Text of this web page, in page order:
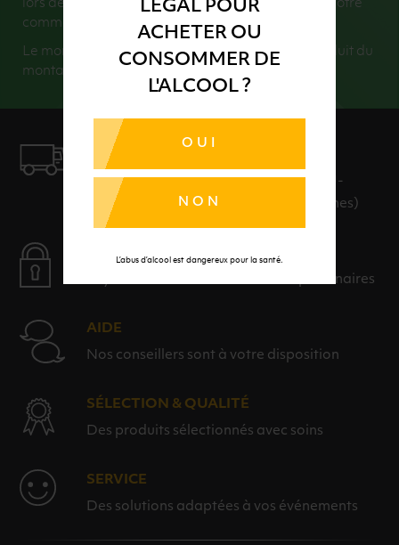
LÉGAL POUR
ACHETER OU
CONSOMMER DE
L'ALCOOL ?
OUI
NON
L’abus d’alcool est dangereux pour la santé.
lors de la livraison (dans la limite du montant de votre
commande).
Le montant de vos consignes retournées sera déduit du
montant total de votre commande.
LIVRAISON
LIVRAISON EN 24H ET GRATUITE AU-
DELÀ DE 100€ D'ACHAT (hors consignes)
PAIEMENT SÉCURISÉ
Payer en toute sérénité avec nos partenaires
AIDE
Nos conseillers sont à votre disposition
SÉLECTION & QUALITÉ
Des produits sélectionnés avec soins
SERVICE
Des solutions adaptées à vos événements